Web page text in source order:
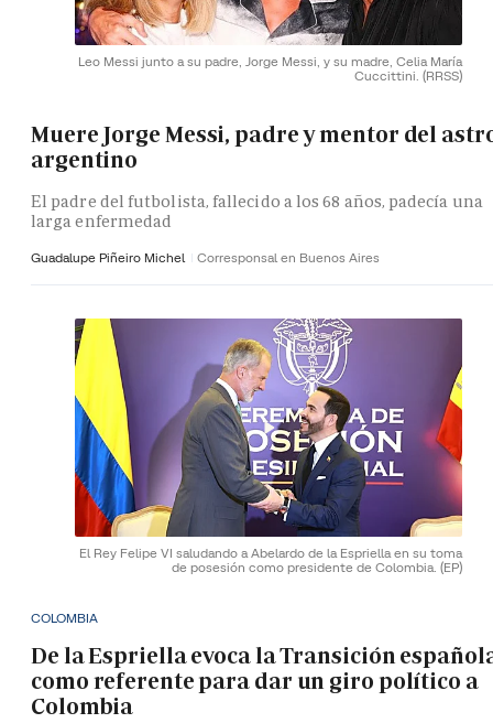
Leo Messi junto a su padre, Jorge Messi, y su madre, Celia María
Cuccittini. (RRSS)
Muere Jorge Messi, padre y mentor del
argentino
El padre del futbolista, fallecido a los 68 años, padecía una
larga enfermedad
Guadalupe Piñeiro Michel Corresponsal en Buenos Aires
El Rey Felipe VI saludando a Abelardo de la Espriella en su toma
de posesión como presidente de Colombia. (EP)
COLOMBIA
De la Espriella evoca la Transición
como referente para dar un giro político a
Colombia